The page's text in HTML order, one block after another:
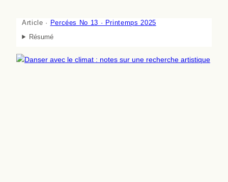
Article · Percées No 13 · Printemps 2025
Résumé